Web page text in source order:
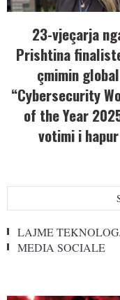
23-vjeçarja
Prishtina
çmimin global
“Cybersecurity
of the Year
votimi i hapur
LAJME
MEDIA SOCIALE